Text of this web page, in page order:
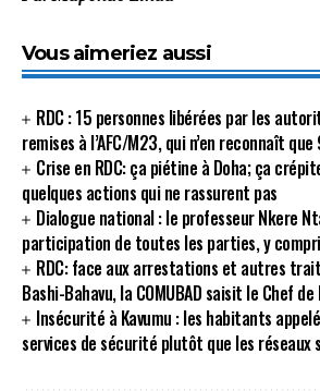
Vous aimeriez aussi
RDC : 15 personnes libérées par les
remises à l’AFC/M23, qui n’en reconnaît que
Crise en RDC: ça piétine à Doha; ça
quelques actions qui ne rassurent pas
Dialogue national : le professeur Nkere
participation de toutes les parties, y
RDC: face aux arrestations et autres
Bashi-Bahavu, la COMUBAD saisit le Chef de
Insécurité à Kavumu : les habitants
services de sécurité plutôt que les réseaux